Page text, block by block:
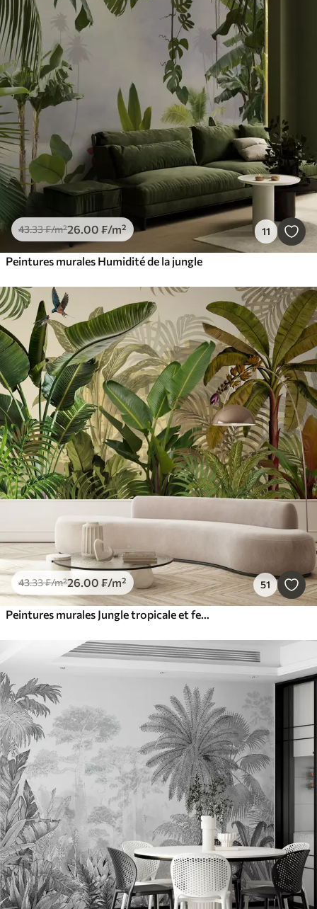
43.33₣/m²26.00 ₣/m² 11
Peintures murales Humidité de la jungle
43.33₣/m²26.00 ₣/m² 51
Peintures murales Jungle tropicale et feuilles